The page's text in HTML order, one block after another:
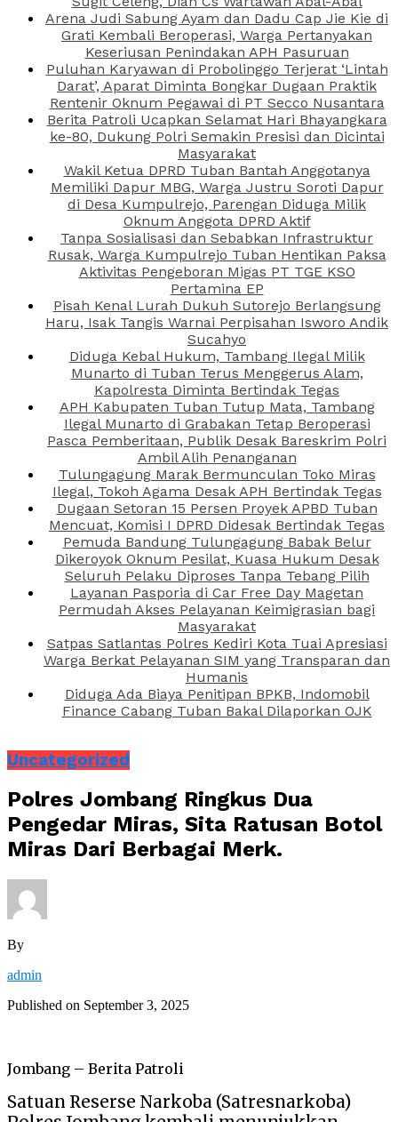
Arena Judi Sabung Ayam dan Dadu Cap Jie Kie di
Grati Kembali Beroperasi, Warga Pertanyakan
Keseriusan Penindakan APH Pasuruan
Puluhan Karyawan di Probolinggo Terjerat ‘Lintah
Darat’, Aparat Diminta Bongkar Dugaan Praktik
Rentenir Oknum Pegawai di PT Secco Nusantara
Berita Patroli Ucapkan Selamat Hari Bhayangkara
ke-80, Dukung Polri Semakin Presisi dan Dicintai
Masyarakat
Wakil Ketua DPRD Tuban Bantah Anggotanya
Memiliki Dapur MBG, Warga Justru Soroti Dapur
di Desa Kumpulrejo, Parengan Diduga Milik
Oknum Anggota DPRD Aktif
Tanpa Sosialisasi dan Sebabkan Infrastruktur
Rusak, Warga Kumpulrejo Tuban Hentikan Paksa
Aktivitas Pengeboran Migas PT TGE KSO
Pertamina EP
Pisah Kenal Lurah Dukuh Sutorejo Berlangsung
Haru, Isak Tangis Warnai Perpisahan Isworo Andik
Sucahyo
Diduga Kebal Hukum, Tambang Ilegal Milik
Munarto di Tuban Terus Menggerus Alam,
Kapolresta Diminta Bertindak Tegas
APH Kabupaten Tuban Tutup Mata, Tambang
Ilegal Munarto di Grabakan Tetap Beroperasi
Pasca Pemberitaan, Publik Desak Bareskrim Polri
Ambil Alih Penanganan
Tulungagung Marak Bermunculan Toko Miras
Ilegal, Tokoh Agama Desak APH Bertindak Tegas
Dugaan Setoran 15 Persen Proyek APBD Tuban
Mencuat, Komisi I DPRD Didesak Bertindak Tegas
Pemuda Bandung Tulungagung Babak Belur
Dikeroyok Oknum Pesilat, Kuasa Hukum Desak
Seluruh Pelaku Diproses Tanpa Tebang Pilih
Layanan Pasporia di Car Free Day Magetan
Permudah Akses Pelayanan Keimigrasian bagi
Masyarakat
Satpas Satlantas Polres Kediri Kota Tuai Apresiasi
Warga Berkat Pelayanan SIM yang Transparan dan
Humanis
Diduga Ada Biaya Penitipan BPKB, Indomobil
Finance Cabang Tuban Bakal Dilaporkan OJK
Uncategorized
Polres Jombang Ringkus Dua
Pengedar Miras, Sita Ratusan Botol
Miras Dari Berbagai Merk.
By
admin
Published on September 3, 2025
Jombang – Berita Patroli
Satuan Reserse Narkoba (Satresnarkoba)